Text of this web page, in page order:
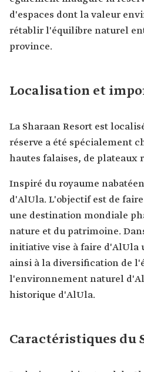
d'espaces dont la valeur
rétablir l'équilibre naturel
province.
Localisation et
La Sharaan Resort est
réserve a été spécialement
hautes falaises, de plateaux
Inspiré du royaume
d'AlUla. L'objectif est de
une destination mondiale
nature et du patrimoine.
initiative vise à faire d'AlUla
ainsi à la diversification de
l'environnement naturel
historique d'AlUla.
Caractéristiques du